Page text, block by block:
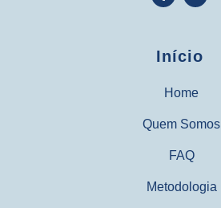
Início
Home
Quem Somos
FAQ
Metodologia